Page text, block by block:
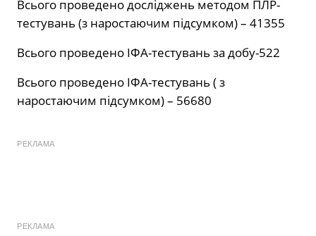
Всього проведено досліджень методом ПЛР-
тестувань (з наростаючим підсумком) – 41355
Всього проведено ІФА-тестувань за добу-522
Всього проведено ІФА-тестувань ( з
наростаючим підсумком) – 56680
РЕКЛАМА
РЕКЛАМА